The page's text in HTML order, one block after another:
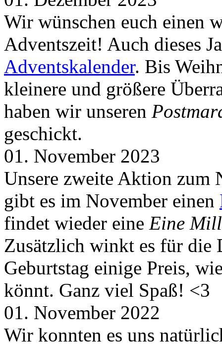
Wir wünschen euch einen
Adventszeit! Auch dieses
Adventskalender. Bis
kleinere und größere
haben wir unseren
geschickt.
01. November 2023
Unsere zweite Aktion zum
gibt es im November einen
findet wieder eine Eine
Zusätzlich winkt es für die
Geburtstag einige Preis,
könnt. Ganz viel Spaß! <3
01. November 2022
Wir konnten es uns